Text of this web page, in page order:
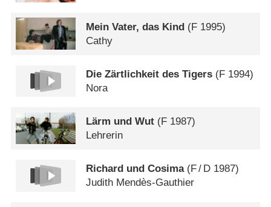
Mein Vater, das Kind (F 1995)
Cathy
Die Zärtlichkeit des Tigers (F 1994)
Nora
Lärm und Wut (F 1987)
Lehrerin
Richard und Cosima(F/ D 1987)
Judith Mendès-Gauthier